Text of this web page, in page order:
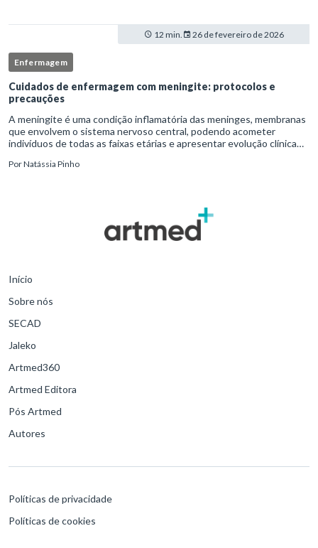
12 min. 26 de fevereiro de 2026
Enfermagem
Cuidados de enfermagem com meningite: protocolos e
precauções
A meningite é uma condição inflamatória das meninges, membranas
que envolvem o sistema nervoso central, podendo acometer
indivíduos de todas as faixas etárias e apresentar evolução clínica
PorNatássia Pinho
Início
Sobre nós
SECAD
Jaleko
Artmed360
Artmed Editora
Pós Artmed
Autores
Políticas de privacidade
Políticas de cookies